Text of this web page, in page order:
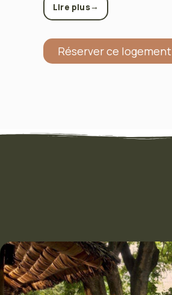
Lire plus→
Réserver ce logement